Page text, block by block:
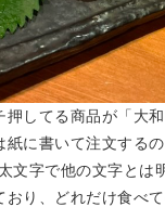
押してる商品が「大
に書いて注文する
文字で他の文字とは
おり、どれだけ食べ